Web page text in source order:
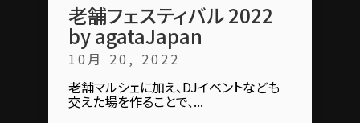
老舗フェスティバル 2022
by agataJapan
10月 20, 2022
老舗マルシェに加え、DJイベントなども
交えた場を作ることで、...